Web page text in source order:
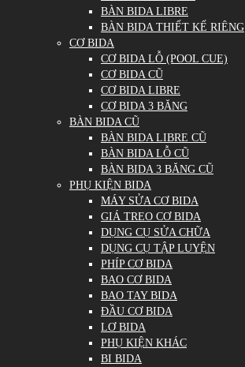
BÀN BIDA LIBRE
BÀN BIDA THIẾT KẾ RIÊNG
CƠ BIDA
CƠ BIDA LỖ (POOL CUE)
CƠ BIDA CŨ
CƠ BIDA LIBRE
CƠ BIDA 3 BĂNG
BÀN BIDA CŨ
BÀN BIDA LIBRE CŨ
BÀN BIDA LỖ CŨ
BÀN BIDA 3 BĂNG CŨ
PHỤ KIỆN BIDA
MÁY SỬA CƠ BIDA
GIÁ TREO CƠ BIDA
DỤNG CỤ SỬA CHỮA
DỤNG CỤ TẬP LUYỆN
PHÍP CƠ BIDA
BAO CƠ BIDA
BAO TAY BIDA
ĐẦU CƠ BIDA
LƠ BIDA
PHỤ KIỆN KHÁC
BI BIDA